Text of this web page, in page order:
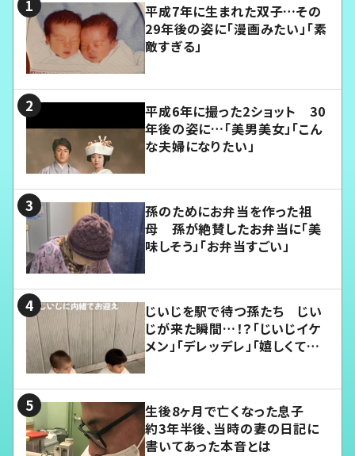
平成7年に生まれた双子…その
29年後の姿に「漫画みたい」「素
敵すぎる」
平成6年に撮った2ショット 30
年後の姿に…「美男美女」「こん
な夫婦になりたい」
孫のためにお弁当を作った祖
母 孫が絶賛したお弁当に「美
味しそう」「お弁当すごい」
じいじを駅で待つ孫たち じい
じが来た瞬間…！？「じいじイケ
メン」「デレッデレ」「嬉しくて可
生後8ヶ月で亡くなった息子
約3年半後、当時の妻の日記に
書いてあった本音とは